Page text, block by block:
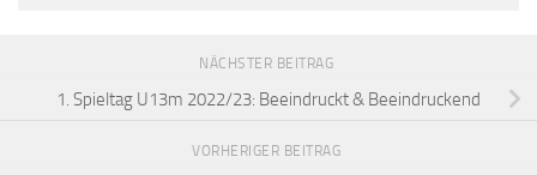
NÄCHSTER BEITRAG
1. Spieltag U13m 2022/23: Beeindruckt & Beeindruckend
VORHERIGER BEITRAG